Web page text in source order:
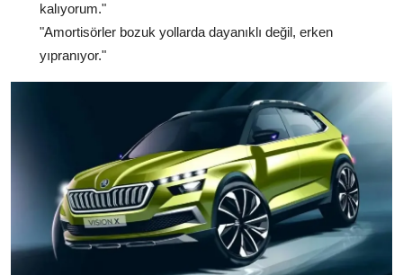
kalıyorum."
"Amortisörler bozuk yollarda dayanıklı değil, erken
yıpranıyor."